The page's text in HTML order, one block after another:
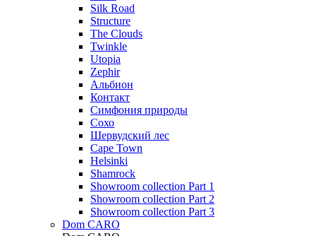
Silk Road
Structure
The Clouds
Twinkle
Utopia
Zephir
Альбион
Контакт
Симфония природы
Сохо
Шервудский лес
Cape Town
Helsinki
Shamrock
Showroom collection Part 1
Showroom collection Part 2
Showroom collection Part 3
Dom CARO